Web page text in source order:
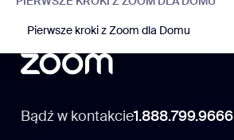
Pierwsze kroki z Zoom dla Domu
Bądź w kontakcie1.888.799.9666